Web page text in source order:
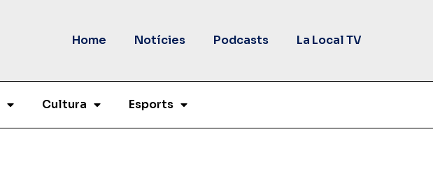
Home Notícies Podcasts La Local TV
Cultura Esports